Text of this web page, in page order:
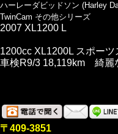
ハーレーダビッドソン (Harley
TwinCam その他シリーズ
2007 XL1200 L
1200cc XL1200L スポー
車検R9/3 18,119km 綺麗
〒409-3851